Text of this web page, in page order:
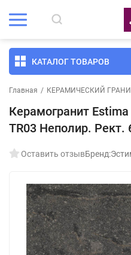
КАТАЛОГ ТОВАРОВ
Главная / КЕРАМИЧЕСКИЙ
Керамогранит
TR03 Неполир. Рект.
Оставить отзывБренд: